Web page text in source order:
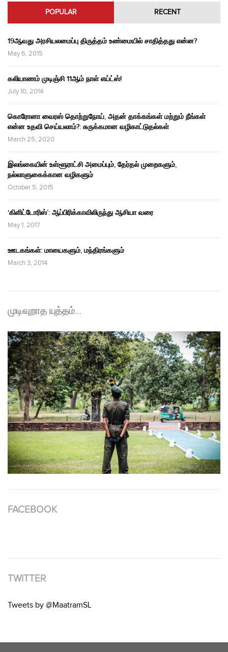
POPULAR RECENT
19ஆவது அரசியலமைப்பு திருத்தம் உண்மையில் சாதித்தது என்ன?
May 6, 2015
கலியாணம் முடிஞ்சி 11ஆம் நாள் எய்ட்ஸ்!
July 10, 2014
கொரோனா வைரஸ் தொற்றுநோய், அதன் தாக்கங்கள் மற்றும் நீங்கள்
என்ன உதவி செய்யலாம்?: சுருக்கமான வழிகாட்டுதல்கள்
March 25, 2020
இலங்கையின் உள்ளூராட்சி அமைப்பும், தேர்தல் முறைகளும்,
நல்லாளுகைக்கான வழிகளும்
October 5, 2015
‘கிளிட்டோரிஸ்’: ஆப்பிரிக்காவிலிருந்து ஆசியா வரை
May 1, 2017
ஊடகங்கள்: மாயைகளும், மந்திரங்களும்
March 3, 2014
முடிவுறாத யுத்தம்…
FACEBOOK
TWITTER
Tweets by @MaatramSL